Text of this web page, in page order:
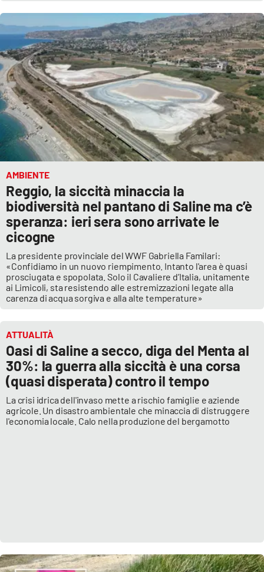
AMBIENTE
Reggio, la siccità minaccia la
biodiversità nel pantano di Saline ma c’è
speranza: ieri sera sono arrivate le
cicogne
La presidente provinciale del WWF Gabriella Familari:
«Confidiamo in un nuovo riempimento. Intanto l'area è quasi
prosciugata e spopolata. Solo il Cavaliere d’Italia, unitamente
ai Limicoli, sta resistendo alle estremizzazioni legate alla
carenza di acqua sorgiva e alla alte temperature»
ATTUALITÀ
Oasi di Saline a secco, diga del Menta al
30%: la guerra alla siccità è una corsa
(quasi disperata) contro il tempo
La crisi idrica dell'invaso mette a rischio famiglie e aziende
agricole. Un disastro ambientale che minaccia di distruggere
l'economia locale. Calo nella produzione del bergamotto